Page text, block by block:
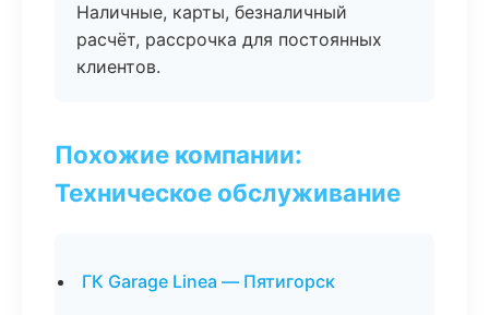
Наличные, карты, безналичный
расчёт, рассрочка для постоянных
клиентов.
Похожие компании:
Техническое обслуживание
ГК Garage Linea — Пятигорск